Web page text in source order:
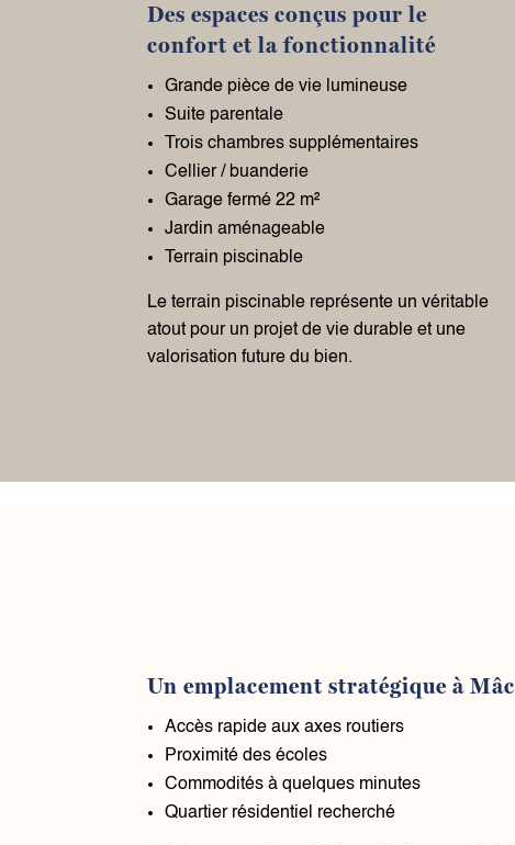
Des espaces conçus pour le
confort et la fonctionnalité
Grande pièce de vie lumineuse
Suite parentale
Trois chambres supplémentaires
Cellier / buanderie
Garage fermé 22 m²
Jardin aménageable
Terrain piscinable
Le terrain piscinable représente un véritable
atout pour un projet de vie durable et une
valorisation future du bien.
Un emplacement stratégique à
Accès rapide aux axes routiers
Proximité des écoles
Commodités à quelques minutes
Quartier résidentiel recherché